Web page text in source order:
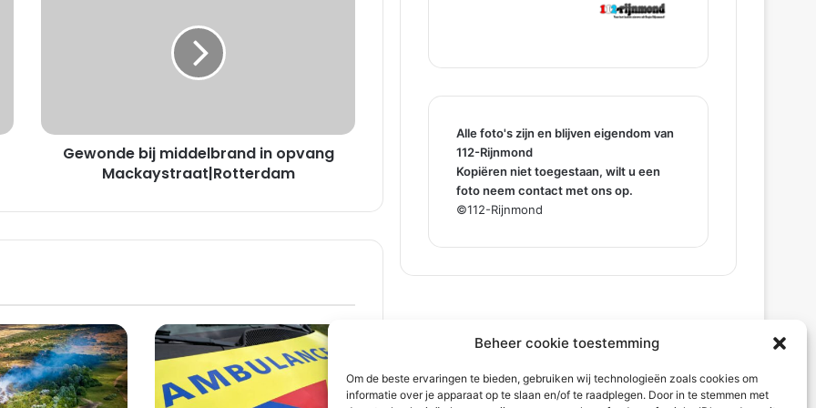
Beheer cookie toestemming
Om de beste ervaringen te bieden, gebruiken wij technologieën zoals cookies om
informatie over je apparaat op te slaan en/of te raadplegen. Door in te stemmen met
i
d
r
a
n
d
i
n
Gewonde bij middelbrand in opvang
Mackaystraat|Rotterdam
Alle foto's zijn en blijven eigendom van
112-Rijnmond
Kopiëren niet toegestaan, wilt u een
foto neem contact met ons op.
©112-Rijnmond